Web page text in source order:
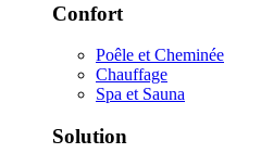
Confort
Poêle et Cheminée
Chauffage
Spa et Sauna
Solution